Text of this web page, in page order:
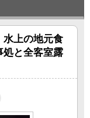
水上の地元食
と全客室露